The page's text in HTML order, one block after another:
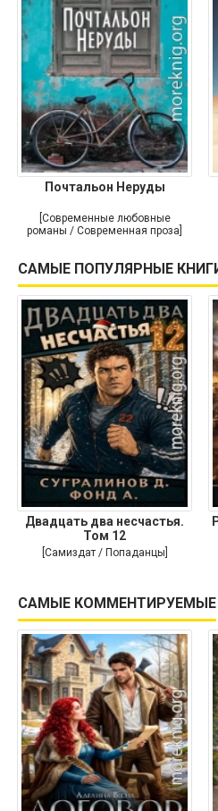
Почтальон Неруды
[Современные любовные
романы / Современная проза]
САМЫЕ ПОПУЛЯРНЫЕ
Двадцать два несчастья.
Том 12
[Самиздат / Попаданцы]
САМЫЕ КОММЕНТИРУЕМЫЕ